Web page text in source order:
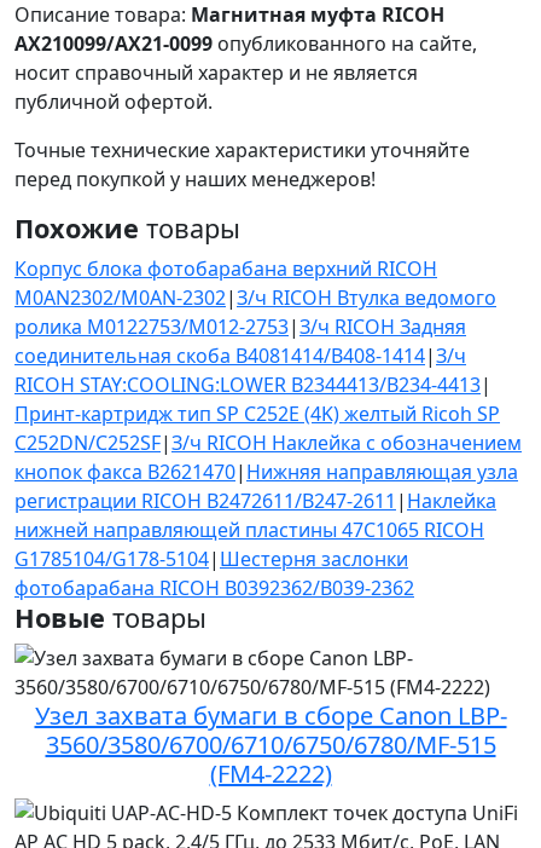
Описание товара: Магнитная муфта RICOH
AX210099/AX21-0099 опубликованного на сайте,
носит справочный характер и не является
публичной офертой.
Точные технические характеристики уточняйте
перед покупкой у наших менеджеров!
Похожие товары
Корпус блока фотобарабана верхний RICOH
M0AN2302/M0AN-2302|З/ч RICOH Втулка ведомого
ролика M0122753/M012-2753|З/ч RICOH Задняя
соединительная скоба B4081414/B408-1414|З/ч
RICOH STAY:COOLING:LOWER B2344413/B234-4413|
Принт-картридж тип SP C252E (4K) желтый Ricoh SP
C252DN/C252SF|З/ч RICOH Наклейка с обозначением
кнопок факса B2621470| Нижняя направляющая узла
регистрации RICOH B2472611/B247-2611 | Наклейка
нижней направляющей пластины 47C1065 RICOH
G1785104/G178-5104| Шестерня заслонки
фотобарабана RICOH B0392362/B039-2362
Новые товары
Узел захвата бумаги в сборе Canon LBP-
3560/3580/6700/6710/6750/6780/MF-515
(FM4-2222)